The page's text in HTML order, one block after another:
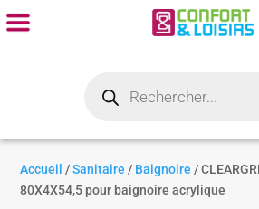
produits
Accueil /Sanitaire / Baignoire /
80X4X54,5 pour baignoire acrylique